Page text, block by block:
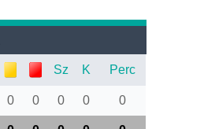
Sz K Perc
0 0 0 0 0